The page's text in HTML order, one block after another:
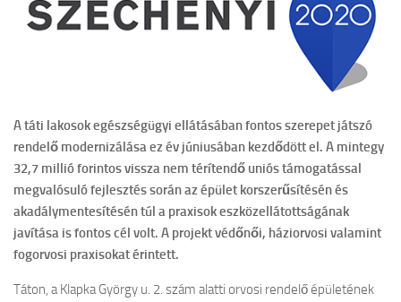
A táti lakosok egészségügyi ellátásában fontos szerepet játszó
rendelő modernizálása ez év júniusában kezdődött el. A mintegy
32,7 millió forintos vissza nem térítendő uniós támogatással
megvalósuló fejlesztés során az épület korszerűsítésén és
akadálymentesítésén túl a praxisok eszközellátottságának
javítása is fontos cél volt. A projekt védőnői, háziorvosi valamint
fogorvosi praxisokat érintett.
Táton, a Klapka György u. 2. szám alatti orvosi rendelő épületének